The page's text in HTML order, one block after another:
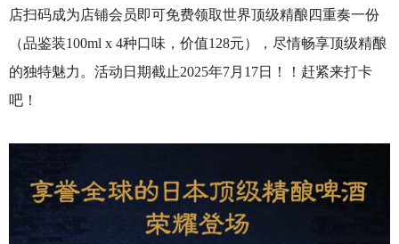
店扫码成为店铺会员即可免费领取世界顶级精酿四重奏一份
（品鉴装100ml x 4种口味，价值128元），尽情畅享顶级精酿
的独特魅力。活动日期截止2025年7月17日！！赶紧来打卡
吧！